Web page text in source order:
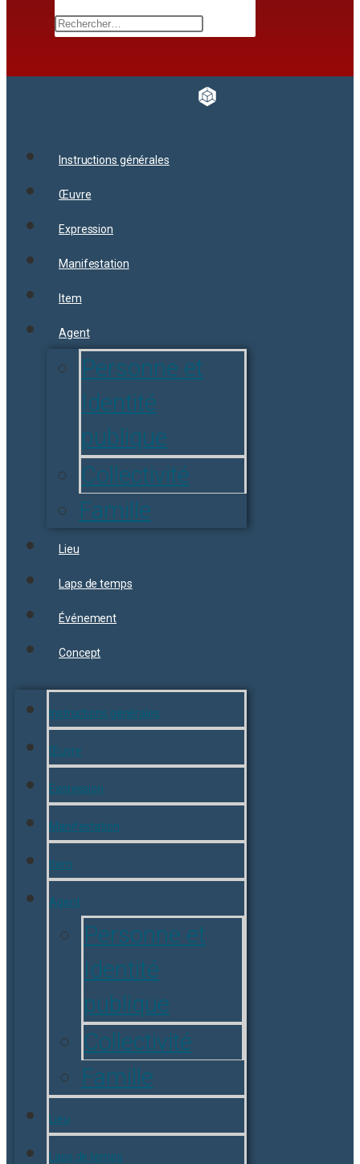
Instructions générales
Œuvre
Expression
Manifestation
Item
Agent
Personne et
Identité
publique
Collectivité
Famille
Lieu
Laps de temps
Événement
Concept
Instructions générales
Œuvre
Expression
Manifestation
Item
Agent
Personne et
Identité
publique
Collectivité
Famille
Lieu
Laps de temps